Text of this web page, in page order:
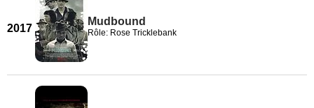
2017
Mudbound
Rôle: Rose Tricklebank